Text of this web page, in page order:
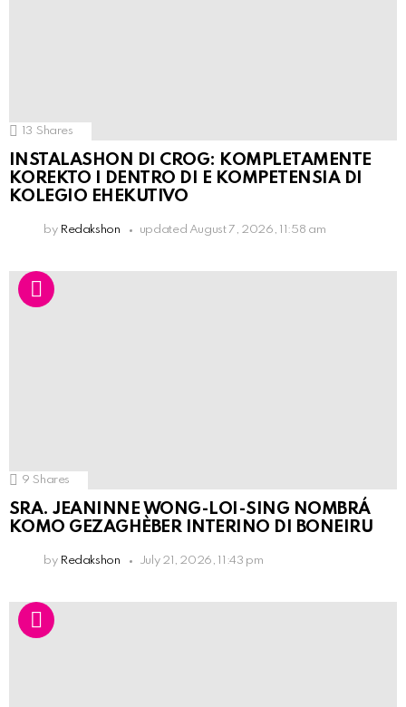
13 Shares
INSTALASHON DI CROG: KOMPLETAMENTE
KOREKTO I DENTRO DI E KOMPETENSIA DI
KOLEGIO EHEKUTIVO
by Redakshon updated August 7, 2026, 11:58 am
9 Shares
SRA. JEANINNE WONG-LOI-SING NOMBRÁ
KOMO GEZAGHÈBER INTERINO DI BONEIRU
by Redakshon July 21, 2026, 11:43 pm